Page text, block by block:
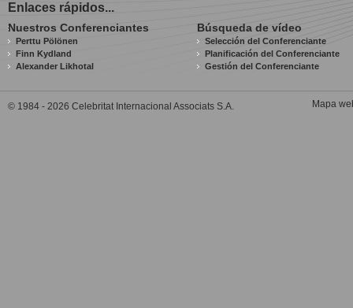
Enlaces rápidos...
Nuestros Conferenciantes
Perttu Pölönen
Finn Kydland
Alexander Likhotal
Búsqueda de vídeo
Selección del Conferenciante
Planificación del Conferenciante
Gestión del Conferenciante
© 1984 - 2026 Celebritat Internacional Associats S.A. Mapa